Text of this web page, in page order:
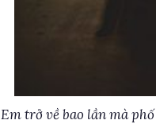
Em trở về bao lần mà